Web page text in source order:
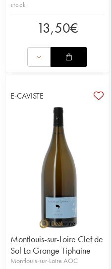
stock
13,50€
E-CAVISTE
Montlouis-sur-Loire Clef de
Sol La Grange Tiphaine
Montlouis-sur-Loire AOC